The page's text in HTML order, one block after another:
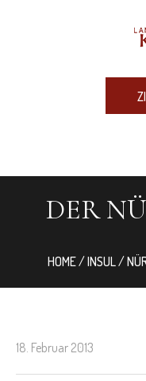
DER
HOME/INSUL/
18. Februar 2013